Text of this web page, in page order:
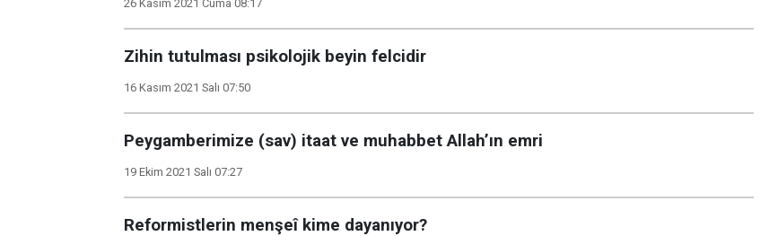
26 Kasım 2021 Cuma 08:17
Zihin tutulması psikolojik beyin felcidir
16 Kasım 2021 Salı 07:50
Peygamberimize (sav) itaat ve muhabbet Allah’ın emri
19 Ekim 2021 Salı 07:27
Reformistlerin menşeî kime dayanıyor?